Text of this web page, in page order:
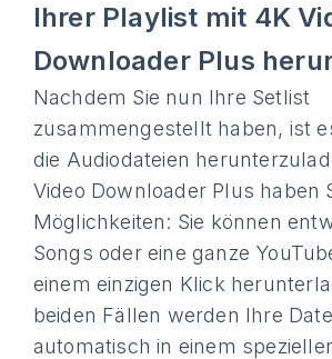
Ihrer Playlist mit 4K
Downloader Plus
Nachdem Sie nun Ihre Setlist
zusammengestellt haben, ist
die Audiodateien
Video Downloader Plus haben
Möglichkeiten: Sie können
Songs oder eine ganze
einem einzigen Klick
beiden Fällen werden Ihre
automatisch in einem